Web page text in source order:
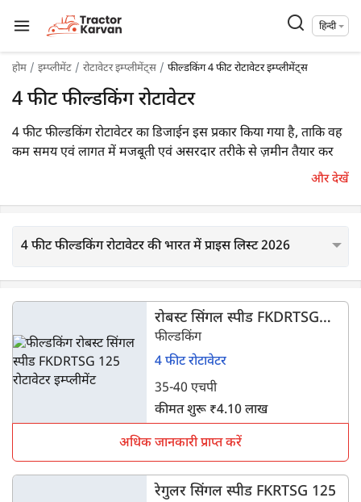
हिन्दी
होम इम्प्लीमेंट रोटावेटर इम्प्लीमेंट्स फील्डकिंग 4 फीट रोटावेटर इम्प्लीमेंट्स
4 फीट फील्डकिंग रोटावेटर
4 फीट फील्डकिंग रोटावेटर का डिजाईन इस प्रकार किया गया है, ताकि वह
कम समय एवं लागत में मजबूती एवं असरदार तरीके से ज़मीन तैयार कर
सके। इन हेवी-ड्यूटी रोटावेटर में एक मज़बूत गियरबॉक्स, बेहतरीन क्वालिटी
फीट फील्डकिंग रोटावेटर की कीमत ₹36,000* से शुरू होती है।
ट्रैक्टरकारवां पर 4 फीट फील्डकिंग रोटावेटर के 10 मॉडल लिस्टेड हैं। ये 18
एचपी - 40 एचपी रेंज के ट्रैक्टरों के साथ इस्तेमाल किए जा सकते हैं।
और देखें
4 फीट फील्डकिंग रोटावेटर की भारत में प्राइस लिस्ट 2026
रोबस्ट सिंगल स्पीड FKDRTSG
125
फील्डकिंग
4 फीट रोटावेटर
35-40 एचपी
कीमत शुरू ₹4.10 लाख
अधिक जानकारी प्राप्त करें
रेगुलर सिंगल स्पीड FKRTSG 125